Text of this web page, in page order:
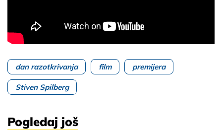
dan razotkrivanja film premijera
Stiven Spilberg
Pogledaj još